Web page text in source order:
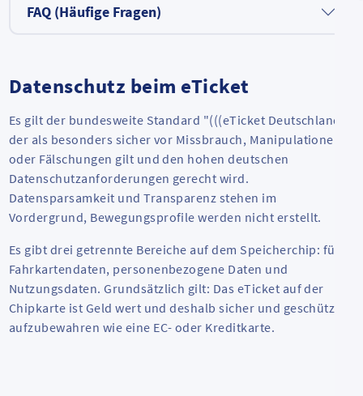
FAQ (Häufige Fragen)
Datenschutz beim eTicket
Es gilt der bundesweite Standard "(((eTicket Deutschland",
der als besonders sicher vor Missbrauch, Manipulationen
oder Fälschungen gilt und den hohen deutschen
Datenschutzanforderungen gerecht wird.
Datensparsamkeit und Transparenz stehen im
Vordergrund, Bewegungsprofile werden nicht erstellt.
Es gibt drei getrennte Bereiche auf dem Speicherchip: für
Fahrkartendaten, personenbezogene Daten und
Nutzungsdaten. Grundsätzlich gilt: Das eTicket auf der
Chipkarte ist Geld wert und deshalb sicher und geschützt
aufzubewahren wie eine EC- oder Kreditkarte.